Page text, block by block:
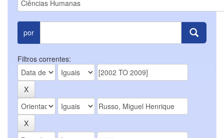
por
Filtros correntes: